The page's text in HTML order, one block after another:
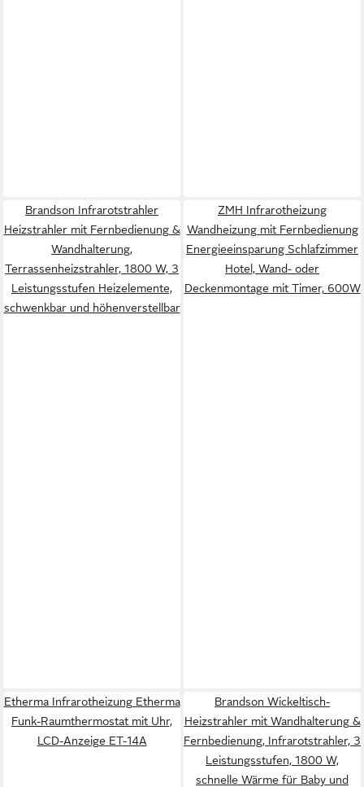
Brandson Infrarotstrahler
Heizstrahler mit Fernbedienung &
Wandhalterung,
Terrassenheizstrahler, 1800 W, 3
Leistungsstufen Heizelemente,
schwenkbar und höhenverstellbar
ZMH Infrarotheizung
Wandheizung mit Fernbedienung
Energieeinsparung Schlafzimmer
Hotel, Wand- oder
Deckenmontage mit Timer, 600W
Etherma Infrarotheizung Etherma
Funk-Raumthermostat mit Uhr,
LCD-Anzeige ET-14A
Brandson Wickeltisch-
Heizstrahler mit Wandhalterung &
Fernbedienung, Infrarotstrahler, 3
Leistungsstufen, 1800 W,
schnelle Wärme für Baby und